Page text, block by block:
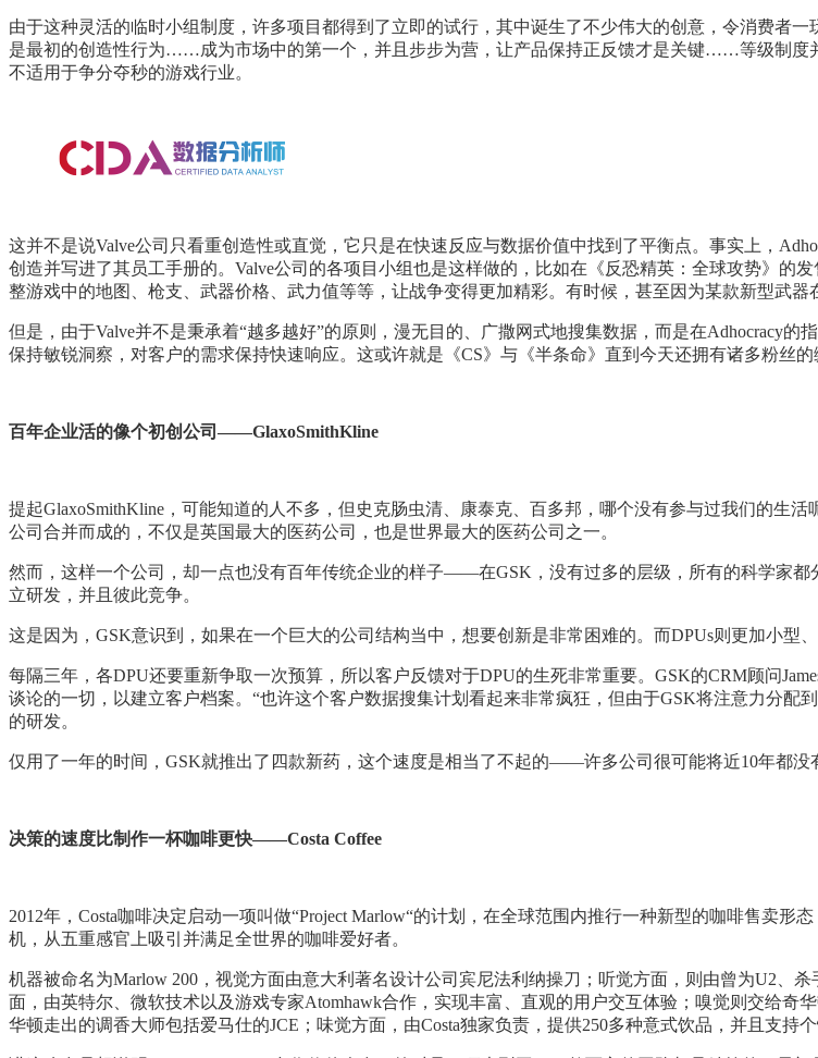
由于这种灵活的临时小组制度，许多项目都得到了立即的试行，其中诞生了不少伟大的创意，令消费者
是最初的创造性行为……成为市场中的第一个，并且步步为营，让产品保持正反馈才是关键……等级制度
不适用于争分夺秒的游戏行业。
这并不是说Valve公司只看重创造性或直觉，它只是在快速反应与数据价值中找到了平衡点。事实上，
创造并写进了其员工手册的。Valve公司的各项目小组也是这样做的，比如在《反恐精英：全球攻势》的
整游戏中的地图、枪支、武器价格、武力值等等，让战争变得更加精彩。有时候，甚至因为某款新型武
但是，由于Valve并不是秉承着“越多越好”的原则，漫无目的、广撒网式地搜集数据，而是在Adhocracy
保持敏锐洞察，对客户的需求保持快速响应。这或许就是《CS》与《半条命》直到今天还拥有诸多粉丝的
百年企业活的像个初创公司——GlaxoSmithKline
提起GlaxoSmithKline，可能知道的人不多，但史克肠虫清、康泰克、百多邦，哪个没有参与过我们的生
公司合并而成的，不仅是英国最大的医药公司，也是世界最大的医药公司之一。
然而，这样一个公司，却一点也没有百年传统企业的样子——在GSK，没有过多的层级，所有的科学家都
立研发，并且彼此竞争。
这是因为，GSK意识到，如果在一个巨大的公司结构当中，想要创新是非常困难的。而DPUs则更加小型
每隔三年，各DPU还要重新争取一次预算，所以客户反馈对于DPU的生死非常重要。GSK的CRM顾问
谈论的一切，以建立客户档案。“也许这个客户数据搜集计划看起来非常疯狂，但由于GSK将注意力分
的研发。
仅用了一年的时间，GSK就推出了四款新药，这个速度是相当了不起的——许多公司很可能将近10年都没
决策的速度比制作一杯咖啡更快——Costa Coffee
2012年，Costa咖啡决定启动一项叫做“Project Marlow“的计划，在全球范围内推行一种新型的咖啡售卖
机，从五重感官上吸引并满足全世界的咖啡爱好者。
机器被命名为Marlow 200，视觉方面由意大利著名设计公司宾尼法利纳操刀；听觉方面，则由曾为U2、
面，由英特尔、微软技术以及游戏专家Atomhawk合作，实现丰富、直观的用户交互体验；嗅觉则交给
华顿走出的调香大师包括爱马仕的JCE；味觉方面，由Costa独家负责，提供250多种意式饮品，并且支持个